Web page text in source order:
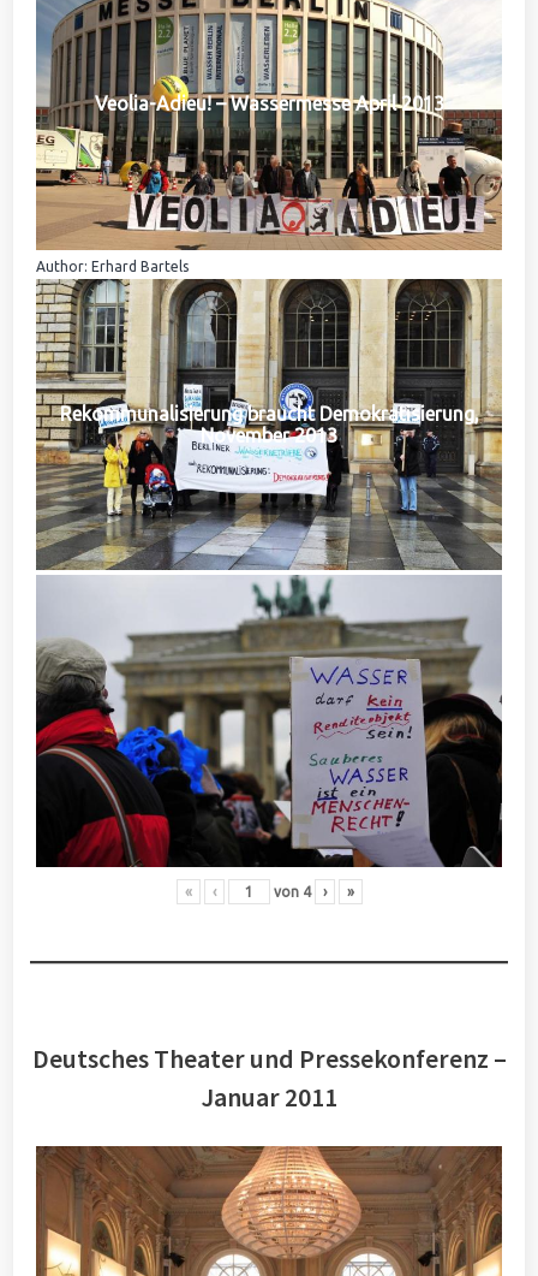
Veolia-Adieu! – Wassermesse April 2013
Author: Erhard Bartels
Rekommunalisierung braucht Demokratisierung,
November 2013
« ‹ von 4 › »
Deutsches Theater und Pressekonferenz –
Januar 2011